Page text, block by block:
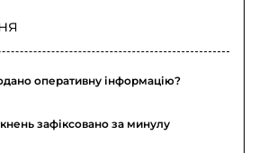
оперативну інформацію?
зафіксовано за минулу